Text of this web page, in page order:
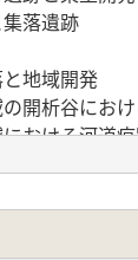
落遺跡
地域開発
析谷におけ
る河道痕
の古墳・